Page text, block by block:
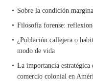
Sobre la condición
Filosofía forense:
¿Población callejera o
modo de vida
La importancia
comercio colonial en